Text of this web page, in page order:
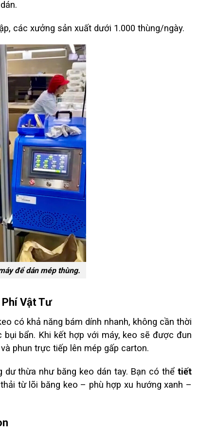
các xưởng sản xuất dưới 1.000 thùng/ngày.
để dán mép thùng.
Vật Tư
có khả năng bám dính nhanh, không cần thời
bẩn. Khi kết hợp với máy, keo sẽ được đun
phun trực tiếp lên mép gấp carton.
thừa như băng keo dán tay. Bạn có thể tiết
từ lõi băng keo – phù hợp xu hướng xanh –